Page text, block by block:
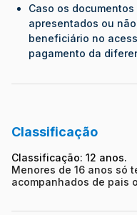
Caso os
apresentados ou
beneficiário no
pagamento da
Classificação
Classificação: 12 anos.
Menores de 16 anos só
acompanhados de pais